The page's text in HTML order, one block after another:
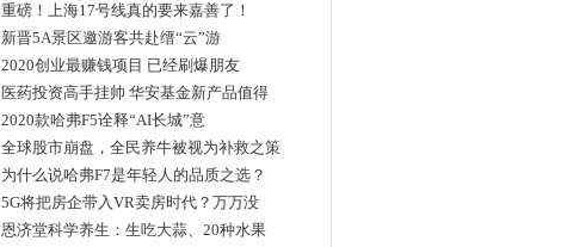
重磅！上海17号线真的要来嘉善了！
新晋5A景区邀游客共赴缙“云”游
2020创业最赚钱项目 已经刷爆朋友
医药投资高手挂帅 华安基金新产品值得
2020款哈弗F5诠释“AI长城”意
全球股市崩盘，全民养牛被视为补救之策
为什么说哈弗F7是年轻人的品质之选？
5G将把房企带入VR卖房时代？万万没
恩济堂科学养生：生吃大蒜、20种水果